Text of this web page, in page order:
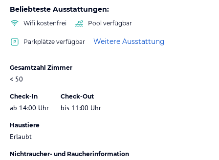
Beliebteste Ausstattungen:
Wifi kostenfrei Pool verfügbar
Parkplätze verfügbar Weitere Ausstattung
Gesamtzahl Zimmer
< 50
Check-In
ab 14:00 Uhr
Check-Out
bis 11:00 Uhr
Haustiere
Erlaubt
Nichtraucher- und Raucherinformation